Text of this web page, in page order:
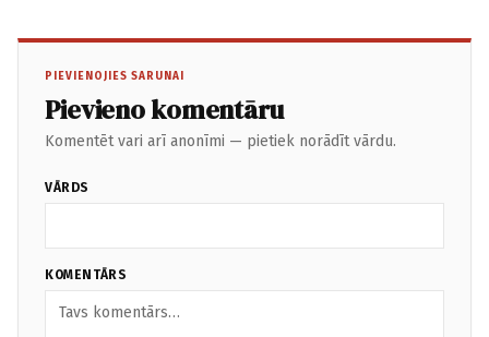
PIEVIENOJIES SARUNAI
Pievieno komentāru
Komentēt vari arī anonīmi — pietiek norādīt vārdu.
VĀRDS
KOMENTĀRS